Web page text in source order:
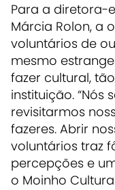
Para a diretora-
Márcia Rolon, a
voluntários de
mesmo
fazer cultural,
instituição.
revisitarmos
fazeres. Abrir
voluntários traz
percepções e
o Moinho